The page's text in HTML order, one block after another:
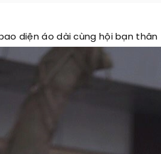
diện áo dài cùng hội bạn thân